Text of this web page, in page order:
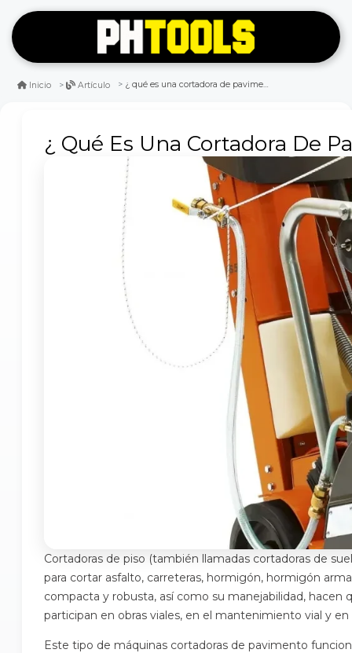
Inicio Artículo ¿ qué es una cortadora de pavimento ?
¿ Qué Es Una Cortadora De
Cortadoras de piso (también llamadas cortadoras de
para cortar asfalto, carreteras, hormigón, hormigón
compacta y robusta, así como su manejabilidad,
participan en obras viales, en el mantenimiento vial y
Este tipo de máquinas cortadoras de pavimento